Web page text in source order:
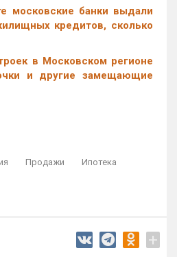
московские банки выдали
кредитов, сколько
в Московском регионе
и другие замещающие
Продажи
Ипотека
+